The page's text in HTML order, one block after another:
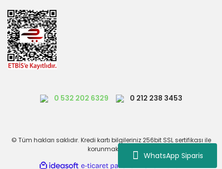
WhatsApp Siparis
0 532 202 6329 0 212 238 3453
© Tüm hakları saklıdır. Kredi kartı bilgileriniz 256bit SSL sertifikası ile
korunmaktadır.
ideasoft